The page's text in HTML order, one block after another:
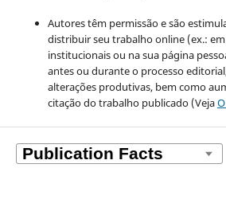
Autores têm permissão e são
distribuir seu trabalho online (ex.:
institucionais ou na sua página
antes ou durante o processo
alterações produtivas, bem como
citação do trabalho publicado (Veja